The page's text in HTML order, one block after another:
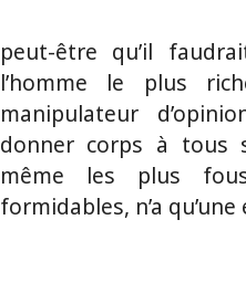
peut-être qu’il
l’homme le plus
manipulateur
donner corps à tous
même les plus
formidables, n’a